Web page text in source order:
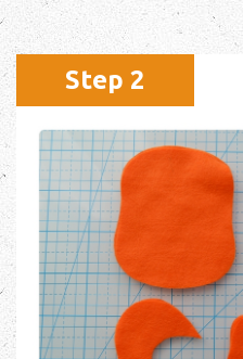
Step 2